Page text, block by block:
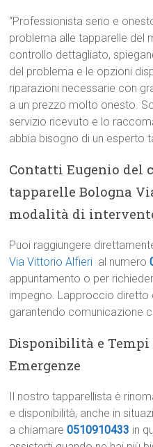
“Professionista serio e
problema alle tapparelle del
controllo dettagliato,
del problema e le opzioni
riparazioni necessarie con
a un prezzo molto onesto.
servizio ricevuto e lo
abbia bisogno di un esperto
Contatti Eugenio del
tapparelle Bologna
modalità di
Puoi raggiungere
Via Vittorio Alfieri al numero
appuntamento o per
impegno. Lapproccio diretto
garantendo comunicazione
Disponibilità e Tempi
Emergenze
Il nostro tapparellista è
e disponibilità, anche in
a chiamare0510910433 in